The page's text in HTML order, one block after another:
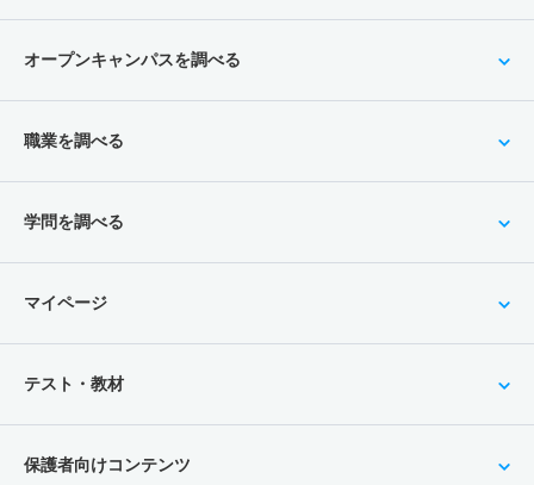
オープンキャンパスを調べる
職業を調べる
学問を調べる
マイページ
テスト・教材
保護者向けコンテンツ